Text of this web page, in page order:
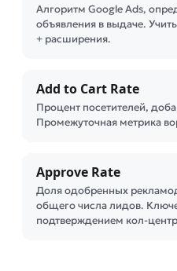
Алгоритм Google Ads,
объявления в выдаче.
+ расширения.
Add to Cart Rate
Процент посетителей,
Промежуточная метрика
Approve Rate
Доля одобренных
общего числа лидов.
подтверждением кол-